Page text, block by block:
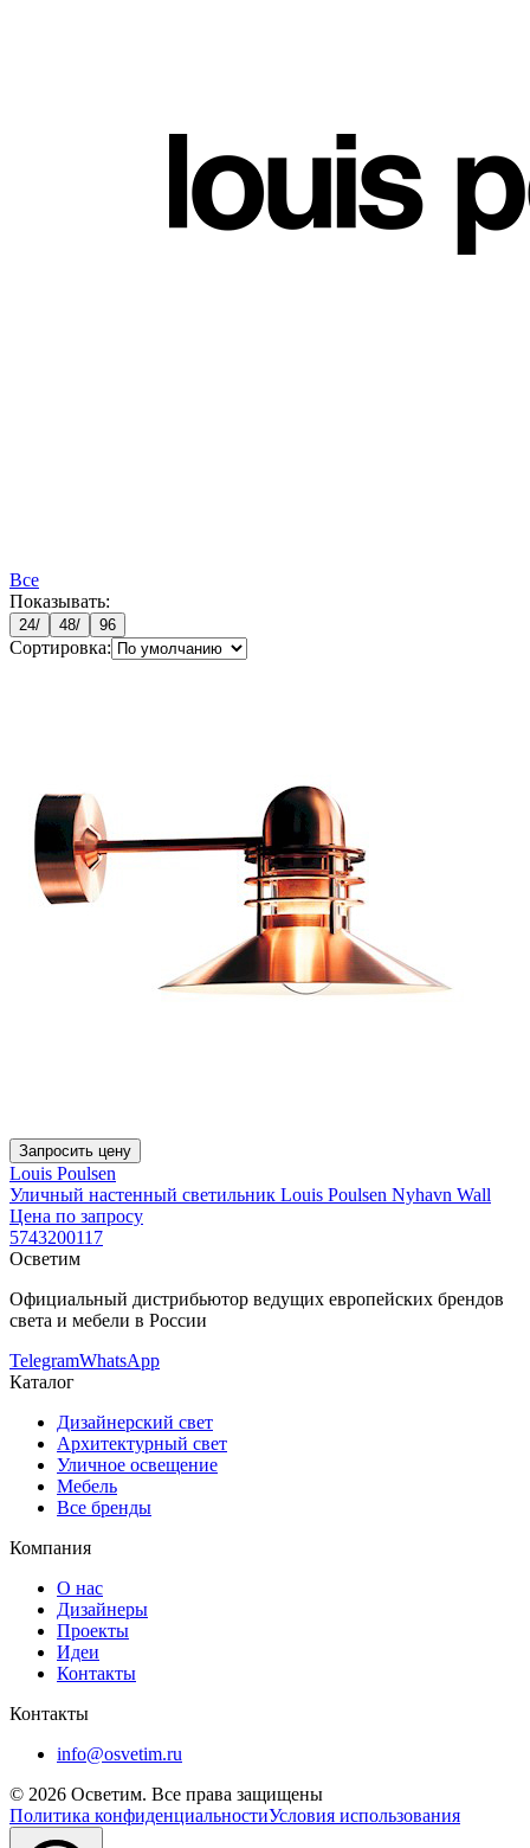
Все
Показывать:
24/ 48/ 96
Сортировка:
Запросить цену
Louis Poulsen
Уличный настенный светильник Louis Poulsen Nyhavn Wall
Цена по запросу
5743200117
Осветим
Официальный дистрибьютор ведущих европейских брендов
света и мебели в России
TelegramWhatsApp
Каталог
Дизайнерский свет
Архитектурный свет
Уличное освещение
Мебель
Все бренды
Компания
О нас
Дизайнеры
Проекты
Идеи
Контакты
Контакты
info@osvetim.ru
© 2026 Осветим. Все права защищены
Политика конфиденциальностиУсловия использования